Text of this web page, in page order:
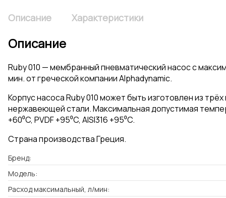
Описание Характеристики
Описание
Ruby 010 — мембранный пневматический насос с
мин. от греческой компании Alphadynamic.
Корпус насоса Ruby 010 может быть изготовлен из
нержавеющей стали. Максимальная допустимая
+60⁰C, PVDF +95⁰C, AISI316 +95⁰C.
Страна производства Греция.
Бренд:
Модель:
Расход максимальный, л/мин: